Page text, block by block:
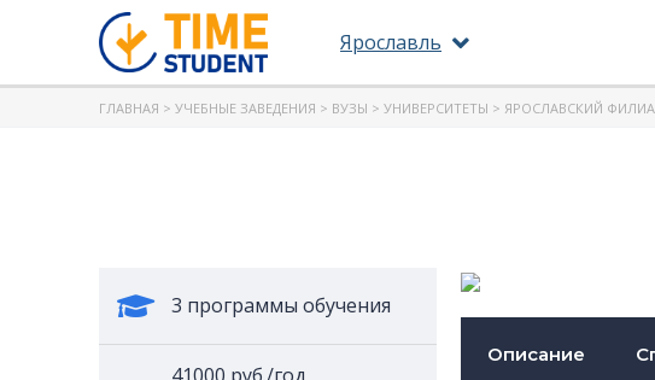
Ярославль
ГЛАВНАЯ > УЧЕБНЫЕ ЗАВЕДЕНИЯ > ВУЗЫ > УНИВЕРСИТЕТЫ > ЯРОСЛАВСКИЙ
3 программы обучения
Описание